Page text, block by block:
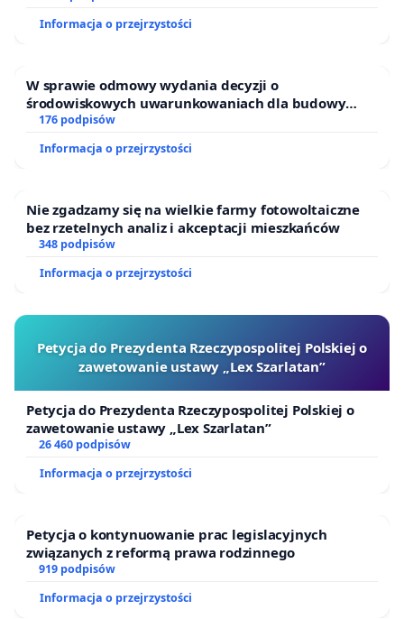
Informacja o przejrzystości
W sprawie odmowy wydania decyzji o
środowiskowych uwarunkowaniach dla budowy
zakładu wytwarzania biometanu „Krynki” w
Puszczy Knyszyńskiej
176 podpisów
Informacja o przejrzystości
Nie zgadzamy się na wielkie farmy fotowoltaiczne
bez rzetelnych analiz i akceptacji mieszkańców
348 podpisów
Informacja o przejrzystości
Petycja do Prezydenta Rzeczypospolitej Polskiej o
zawetowanie ustawy „Lex Szarlatan”
Petycja do Prezydenta Rzeczypospolitej Polskiej o
zawetowanie ustawy „Lex Szarlatan”
26 460 podpisów
Informacja o przejrzystości
Petycja o kontynuowanie prac legislacyjnych
związanych z reformą prawa rodzinnego
919 podpisów
Informacja o przejrzystości